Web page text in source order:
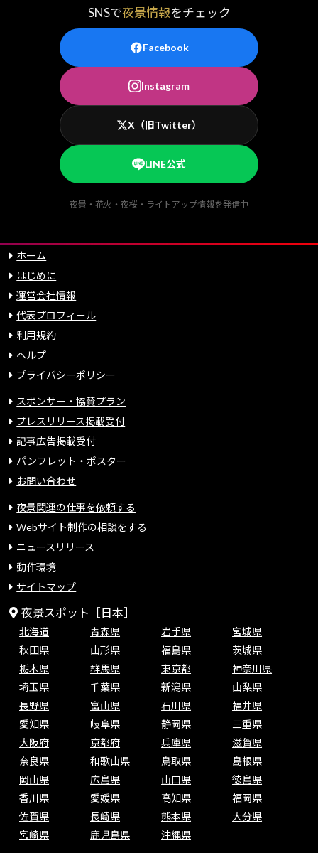
SNSで夜景情報をチェック
Facebook
Instagram
X（旧Twitter）
LINE公式
夜景・花火・夜桜・ライトアップ情報を発信中
ホーム
はじめに
運営会社情報
代表プロフィール
利用規約
ヘルプ
プライバシーポリシー
スポンサー・協賛プラン
プレスリリース掲載受付
記事広告掲載受付
パンフレット・ポスター
お問い合わせ
夜景関連の仕事を依頼する
Webサイト制作の相談をする
ニュースリリース
動作環境
サイトマップ
夜景スポット［日本］
北海道 青森県 岩手県
宮城県
秋田県
山形県 福島県
茨城県
栃木県
群馬県 東京都
神奈川県
埼玉県
千葉県 新潟県
山梨県
長野県
富山県 石川県
福井県
愛知県
岐阜県 静岡県
三重県
大阪府
京都府 兵庫県
滋賀県
奈良県
和歌山県 鳥取県
島根県
岡山県
広島県 山口県
徳島県
香川県
愛媛県 高知県
福岡県
佐賀県
長崎県 熊本県
大分県
宮崎県
鹿児島県 沖縄県